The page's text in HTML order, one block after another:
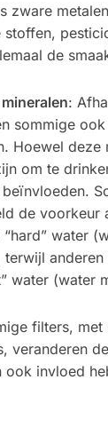
zware
de
:
sommige
Hoewel deze
om te
de voorkeur
water
terwijl
water (water
filters,
veranderen
ook invloed